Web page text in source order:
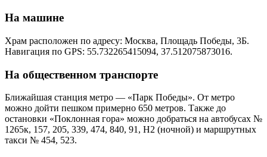
На машине
Храм расположен по адресу: Москва, Площадь Победы, 3Б.
Навигация по GPS: 55.732265415094, 37.512075873016.
На общественном транспорте
Ближайшая станция метро — «Парк Победы». От метро
можно дойти пешком примерно 650 метров. Также до
остановки «Поклонная гора» можно добраться на автобусах №
1265к, 157, 205, 339, 474, 840, 91, Н2 (ночной) и маршрутных
такси № 454, 523.